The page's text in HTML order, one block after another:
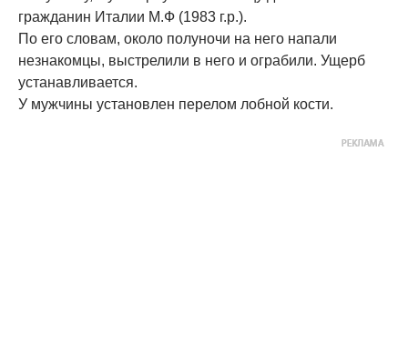
гражданин Италии М.Ф (1983 г.р.).
По его словам, около полуночи на него напали
незнакомцы, выстрелили в него и ограбили. Ущерб
устанавливается.
У мужчины установлен перелом лобной кости.